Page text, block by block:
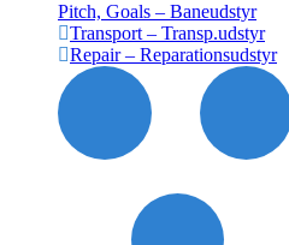
Pitch, Goals – Baneudstyr
Transport – Transp.udstyr
Repair – Reparationsudstyr